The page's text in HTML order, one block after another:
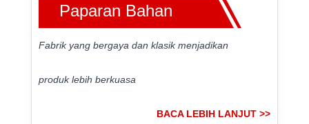
Paparan Bahan
Fabrik yang bergaya dan klasik menjadikan
produk lebih berkuasa
BACA LEBIH LANJUT >>